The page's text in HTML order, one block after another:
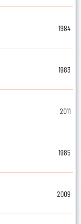
1984
1983
2011
1985
2009